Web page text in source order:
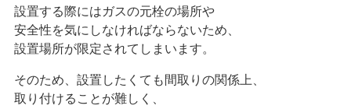
設置する際にはガスの元栓の場所や
安全性を気にしなければならないため、
設置場所が限定されてしまいます。
そのため、設置したくても間取りの関係上、
取り付けることが難しく、